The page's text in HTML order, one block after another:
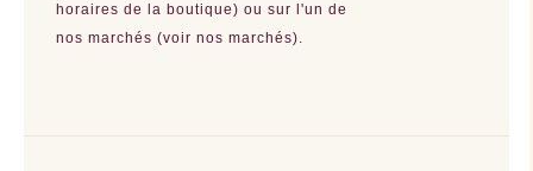
horaires de la boutique) ou sur l'un de
nos marchés (voir nos marchés).